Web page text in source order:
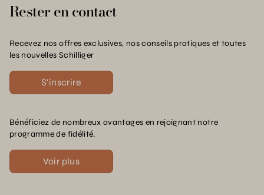
Rester en contact
Recevez nos offres exclusives, nos conseils pratiques et toutes
les nouvelles Schilliger
S'inscrire
Bénéficiez de nombreux avantages en rejoignant notre
programme de fidélité.
Voir plus